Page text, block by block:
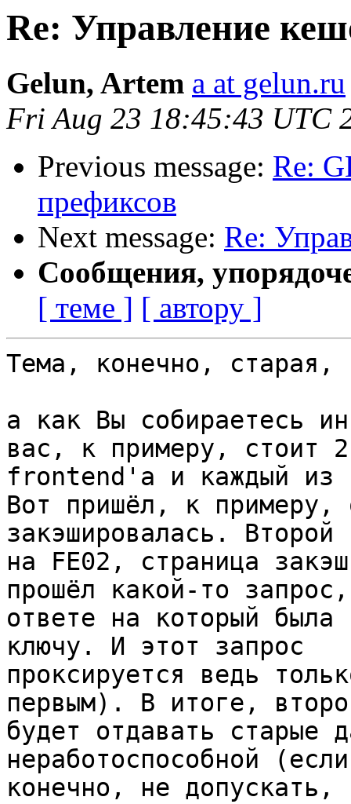
Re: Управление
Gelun, Artem a at gelun.ru
Fri Aug 23 18:45:43 UTC
Previous message: Re:
префиксов
Next message: Re:
Сообщения,
[ теме ] [ автору ]
Тема, конечно,
а как Вы собираетесь
вас, к примеру, стоит 2
frontend'а и каждый из
Вот пришёл, к примеру,
закэшировалась.
на FE02, страница
прошёл какой-то
ответе на который была
ключу. И этот запрос
проксируется ведь
первым). В итоге,
будет отдавать старые
неработоспособной
конечно, не допускать,